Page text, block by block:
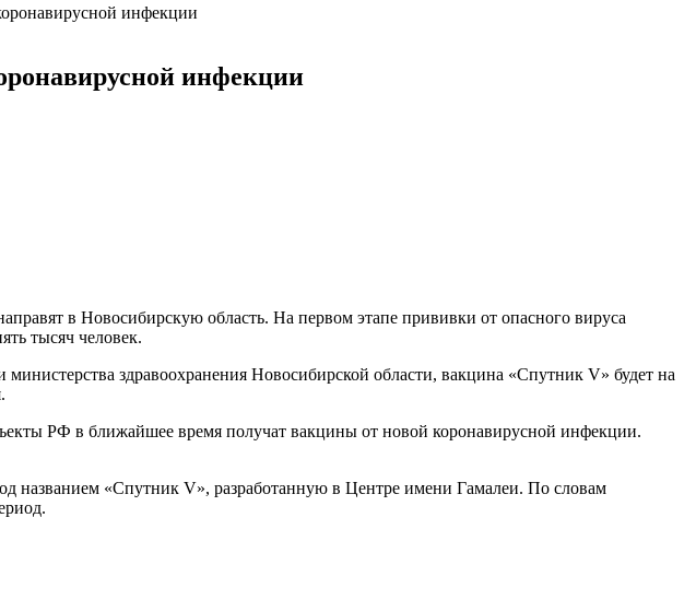
инфекции
инфекции
в Новосибирскую область. На первом этапе прививки от опасного вируса
тысяч человек.
здравоохранения Новосибирской области, вакцина «Спутник V» будет на
РФ в ближайшее время получат вакцины от новой коронавирусной инфекции.
названием «Спутник V», разработанную в Центре имени Гамалеи. По словам